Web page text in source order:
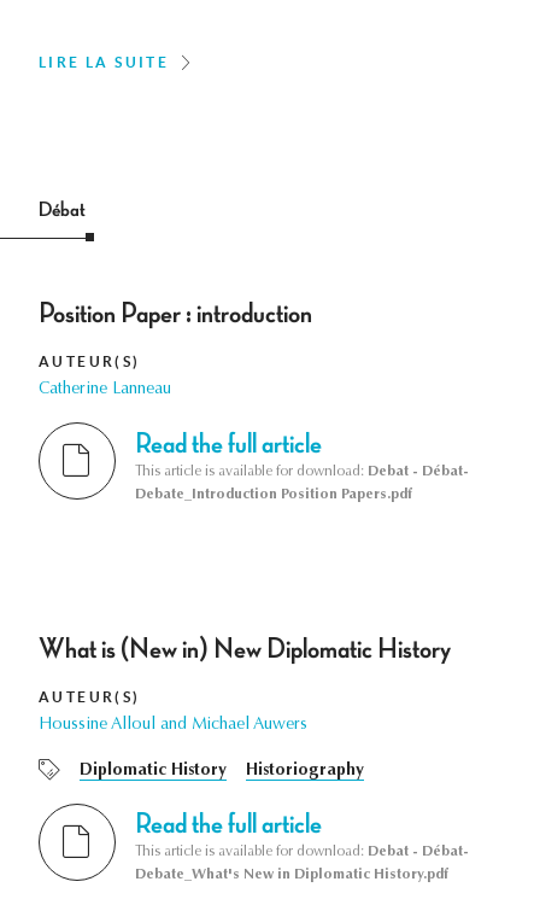
LIRE LA SUITE
Débat
Position Paper : introduction
AUTEUR(S)
Catherine Lanneau
Read the full article
This article is available for download: Debat - Débat-
Debate_Introduction Position Papers.pdf
What is (New in) New Diplomatic History
AUTEUR(S)
Houssine Alloul and Michael Auwers
Diplomatic History Historiography
Read the full article
This article is available for download: Debat - Débat-
Debate_What's New in Diplomatic History.pdf